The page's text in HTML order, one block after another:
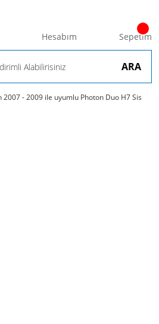
ARA
Hesabım Sepetim